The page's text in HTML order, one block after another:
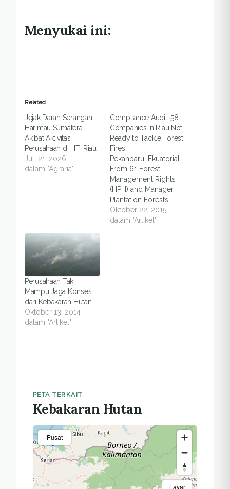
Menyukai ini:
Related
Jejak Darah Serangan
Harimau Sumatera
Akibat Aktivitas
Perusahaan di HTI Riau
Juli 21, 2026
dalam "Agraria"
Compliance Audit: 58
Companies in Riau Not
Ready to Tackle Forest
Fires
Pekanbaru, Ekuatorial -
From 61 Forest
Management Rights
(HPH) and Manager
Plantation Forests
(HTI) license holder
companies, 58 of
Oktober 22, 2015
dalam "Artikel"
Perusahaan Tak
Mampu Jaga Konsesi
dari Kebakaran Hutan
Oktober 13, 2014
dalam "Artikel"
PETA TERKAIT
Kebakaran Hutan
Pusat
Layar